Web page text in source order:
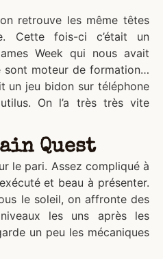
retrouve les même têtes
Cette fois-ci c’était un
Week qui nous avait
sont moteur de formation…
un jeu bidon sur téléphone
On l’a très très vite
Quest
le pari. Assez compliqué à
et beau à présenter.
le soleil, on affronte des
les uns après les
un peu les mécaniques